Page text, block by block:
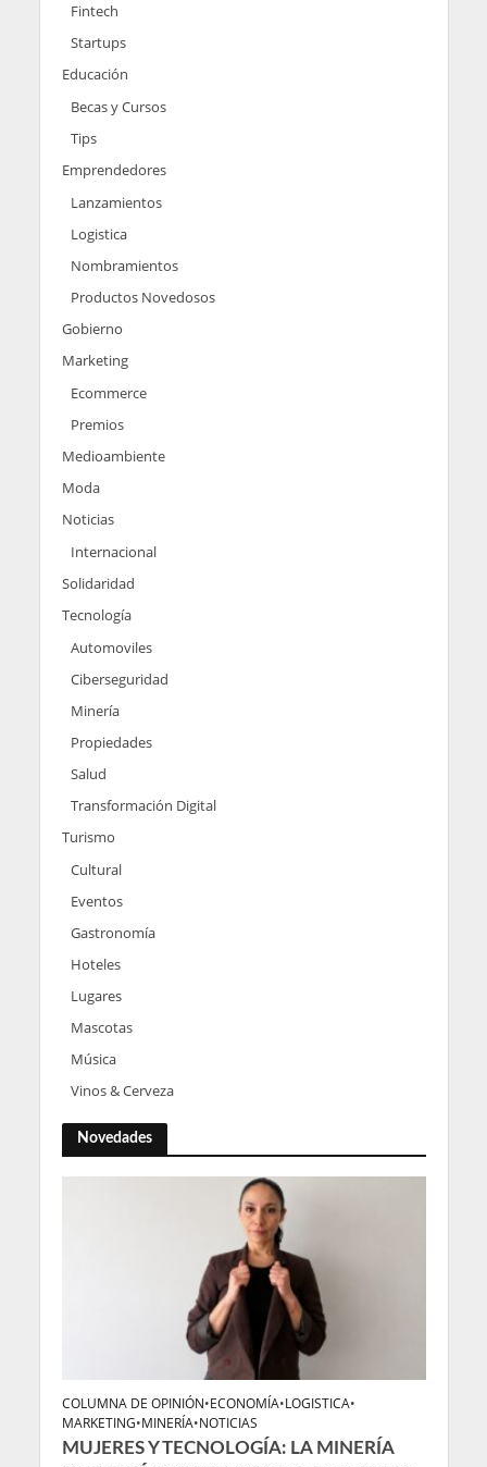
Fintech
Startups
Educación
Becas y Cursos
Tips
Emprendedores
Lanzamientos
Logistica
Nombramientos
Productos Novedosos
Gobierno
Marketing
Ecommerce
Premios
Medioambiente
Moda
Noticias
Internacional
Solidaridad
Tecnología
Automoviles
Ciberseguridad
Minería
Propiedades
Salud
Transformación Digital
Turismo
Cultural
Eventos
Gastronomía
Hoteles
Lugares
Mascotas
Música
Vinos & Cerveza
Novedades
COLUMNA DE OPINIÓN•ECONOMÍA•LOGISTICA•
MARKETING•MINERÍA•NOTICIAS
MUJERES Y TECNOLOGÍA: LA MINERÍA